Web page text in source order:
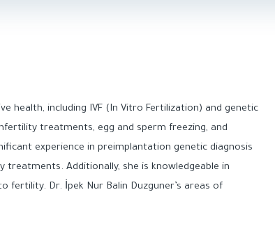
health, including IVF (In Vitro Fertilization) and genetic
treatments, egg and sperm freezing, and
experience in preimplantation genetic diagnosis
treatments. Additionally, she is knowledgeable in
fertility. Dr. İpek Nur Balin Duzguner’s areas of